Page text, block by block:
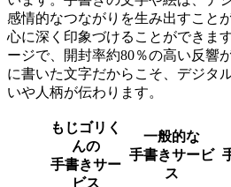
感情的なつながりを生み出すこと
心に深く印象づけることができます 。心のこもったメッ
ージで、開封率約80％の高い反響
に書いた文字だからこそ、デジタ
いや人柄が伝わります。
もじゴリく
んの
手書きサー
ビス
一般的な
手書きサービ
ス